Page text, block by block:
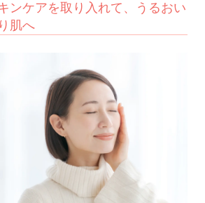
ンケアを取り入れて、うるおい
肌へ